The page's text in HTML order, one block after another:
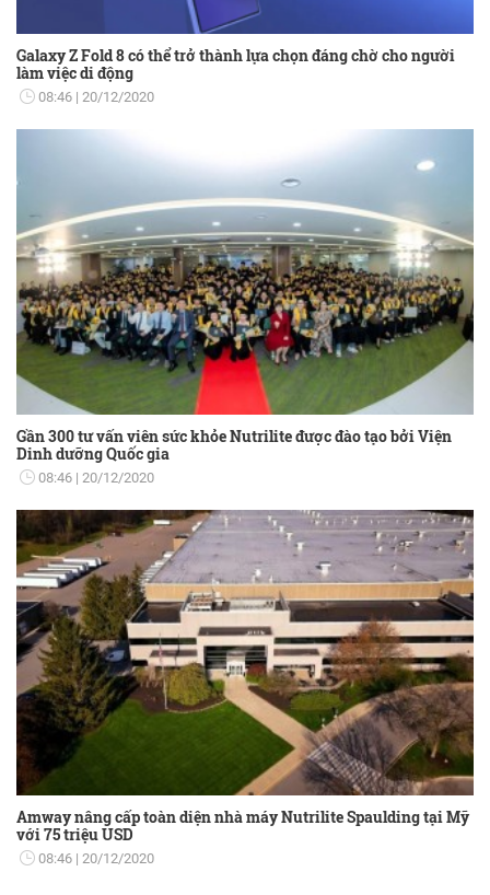
Galaxy Z Fold 8 có thể trở thành lựa chọn đáng chờ cho người
làm việc di động
08:46 20/12/2020
Gần 300 tư vấn viên sức khỏe Nutrilite được đào tạo bởi Viện
Dinh dưỡng Quốc gia
08:46 20/12/2020
Amway nâng cấp toàn diện nhà máy Nutrilite Spaulding tại Mỹ
với 75 triệu USD
08:46 20/12/2020